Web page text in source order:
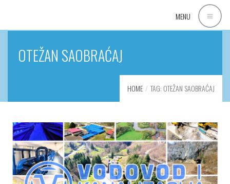
MENU
OTEŽAN SAOBRAĆAJ
HOME TAG: OTEŽAN SAOBRAĆAJ